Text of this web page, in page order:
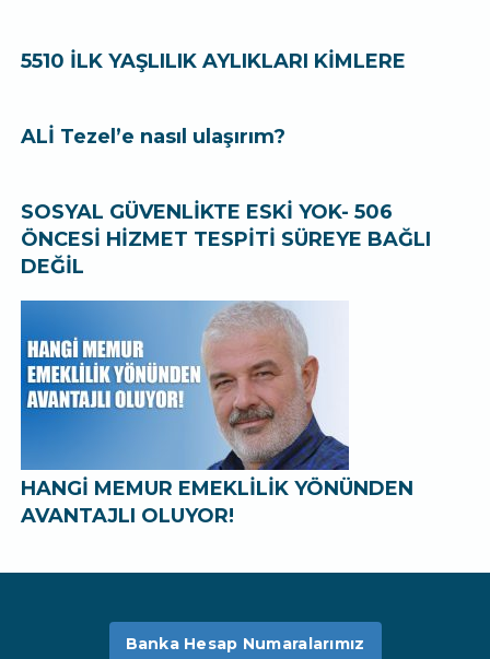
5510 İLK YAŞLILIK AYLIKLARI KİMLERE
ALİ Tezel’e nasıl ulaşırım?
SOSYAL GÜVENLİKTE ESKİ YOK- 506
ÖNCESİ HİZMET TESPİTİ SÜREYE BAĞLI
DEĞİL
HANGİ MEMUR EMEKLİLİK YÖNÜNDEN
AVANTAJLI OLUYOR!
Banka Hesap Numaralarımız